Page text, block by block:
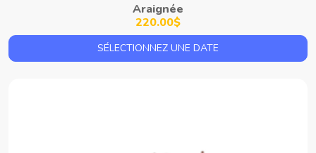
Araignée
220.00$
SÉLECTIONNEZ UNE DATE